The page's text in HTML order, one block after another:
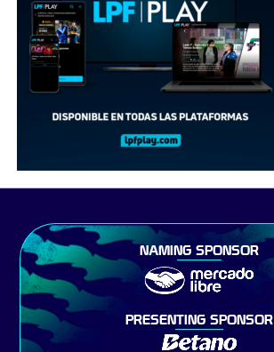
NAMING SPONSOR
PRESENTING SPONSOR